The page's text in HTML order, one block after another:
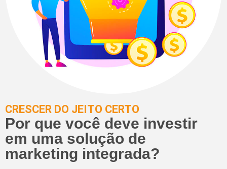
CRESCER DO JEITO CERTO
Por que você deve investir
em uma solução de
marketing integrada?